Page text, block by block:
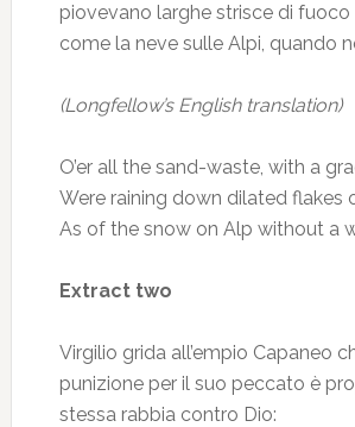
piovevano larghe strisce di fuoco
come la neve sulle Alpi, quando
(Longfellow’s English translation)
O’er all the sand-waste, with a
Were raining down dilated flakes
As of the snow on Alp without a
Extract two
Virgilio grida all’empio Capaneo
punizione per il suo peccato è
stessa rabbia contro Dio: